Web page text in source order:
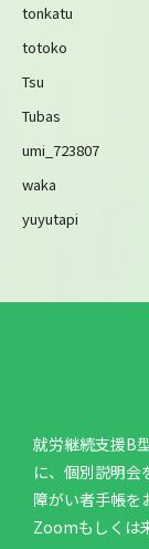
tonkatu
totoko
Tsu
Tubas
umi_723807
waka
yuyutapi
就労継続支援B
に、個別説明会
障がい者手帳を
Zoomもしくは